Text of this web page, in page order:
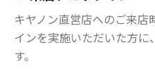
キヤノン直営店へのご来店
インを実施いただいた方
す。